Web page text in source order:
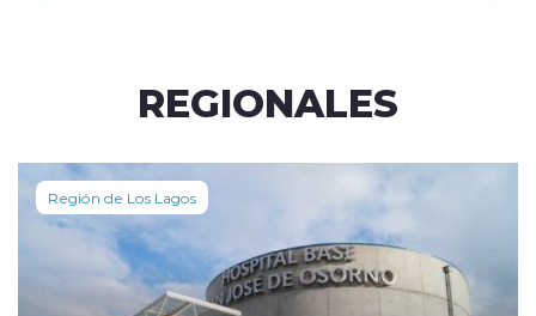
REGIONALES
Región de Los Lagos